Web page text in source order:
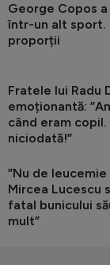
George Copos
într-un alt sport.
proporții
Fratele lui Radu
emoționantă:
când eram copil.
niciodată!”
”Nu de
Mircea Lucescu
fatal bunicului
mult”